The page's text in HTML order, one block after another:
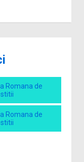
Romana de
Romana de